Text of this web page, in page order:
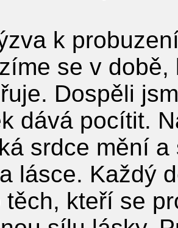
k
se v
Dospěli
dává pocítit.
srdce mění
lásce. Každý
těch, kteří se